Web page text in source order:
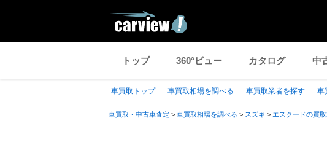
トップ 360°ビュー カタログ 中
車買取トップ 車買取相場を調べる 車買取業者を探す 車
車買取・中古車査定 > 車買取相場を調べる > スズキ > エスクードの買